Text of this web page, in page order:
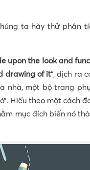
ta hãy thử phân
upon the look and
drawing of it“, dịch ra
nhà, một bộ trang
Hiểu theo một cách
mục đích biến nó